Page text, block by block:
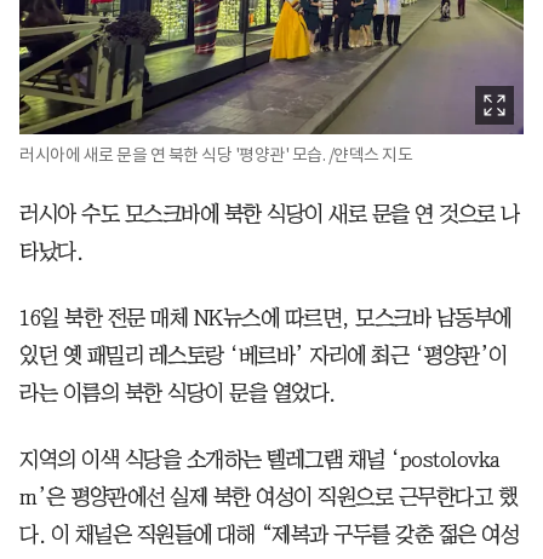
러시아에 새로 문을 연 북한 식당 '평양관' 모습. /얀덱스 지도
러시아 수도 모스크바에 북한 식당이 새로 문을 연 것으로 나
타났다.
16일 북한 전문 매체 NK뉴스에 따르면, 모스크바 남동부에
있던 옛 패밀리 레스토랑 ‘베르바’ 자리에 최근 ‘평양관’이
라는 이름의 북한 식당이 문을 열었다.
지역의 이색 식당을 소개하는 텔레그램 채널 ‘postolovka
m’은 평양관에선 실제 북한 여성이 직원으로 근무한다고 했
다. 이 채널은 직원들에 대해 “제복과 구두를 갖춘 젊은 여성